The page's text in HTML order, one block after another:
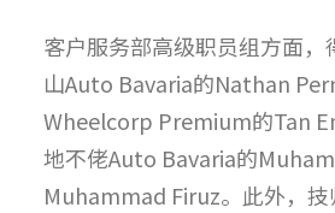
客户服务部高级职员组方面，
山Auto Bavaria的Nathan
Wheelcorp Premium的Tan
地不佬Auto Bavaria的
Muhammad Firuz。此外，技